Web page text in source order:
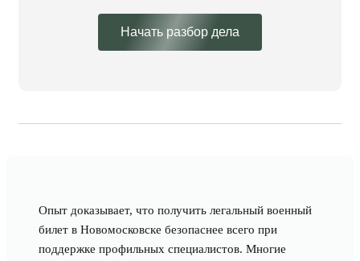
Начать разбор дела
Опыт доказывает, что получить легальный военный
билет в Новомосковске безопаснее всего при
поддержке профильных специалистов. Многие